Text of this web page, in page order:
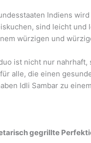
Indiens
sind leicht
würzigen und
ist nicht nur
alle, die einen
Idli Sambar zu
gegrillte